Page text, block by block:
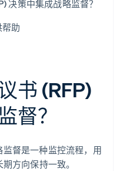
决策中集成战略监督？
助
书 (RFP)
督？
监督是一种监控流程，用
方向保持一致。